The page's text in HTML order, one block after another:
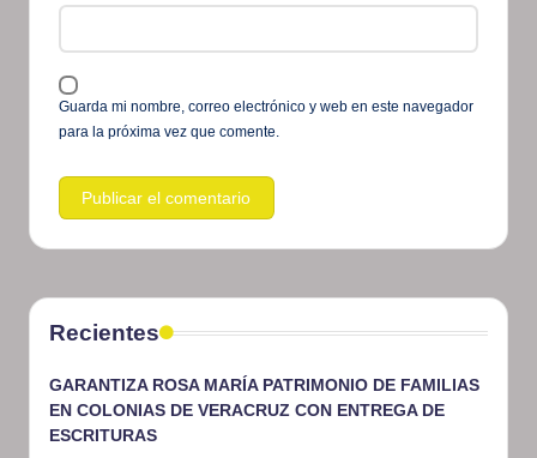
Guarda mi nombre, correo electrónico y web en este navegador
para la próxima vez que comente.
Recientes
GARANTIZA ROSA MARÍA PATRIMONIO DE FAMILIAS
EN COLONIAS DE VERACRUZ CON ENTREGA DE
ESCRITURAS